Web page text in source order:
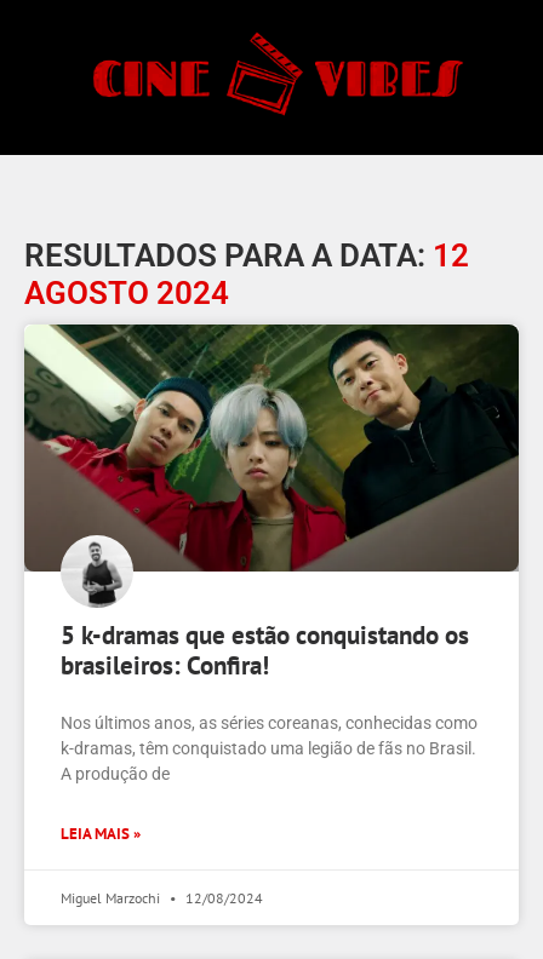
RESULTADOS PARA A DATA: 12
AGOSTO 2024
5 k-dramas que estão conquistando os
brasileiros: Confira!
Nos últimos anos, as séries coreanas, conhecidas como
k-dramas, têm conquistado uma legião de fãs no Brasil.
A produção de
LEIA MAIS »
Miguel Marzochi 12/08/2024